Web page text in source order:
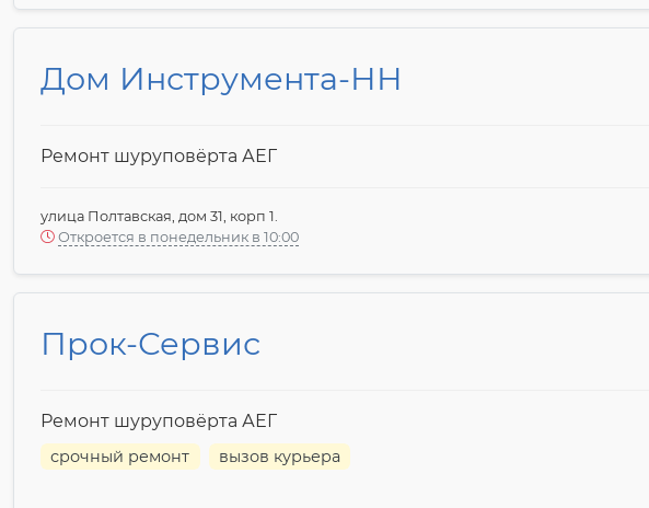
Дом Инструмента-НН
Ремонт шуруповёрта АЕГ
улица Полтавская, дом 31, корп 1.
Откроется в понедельник в 10:00
Прок-Сервис
Ремонт шуруповёрта АЕГ
срочный ремонт вызов курьера